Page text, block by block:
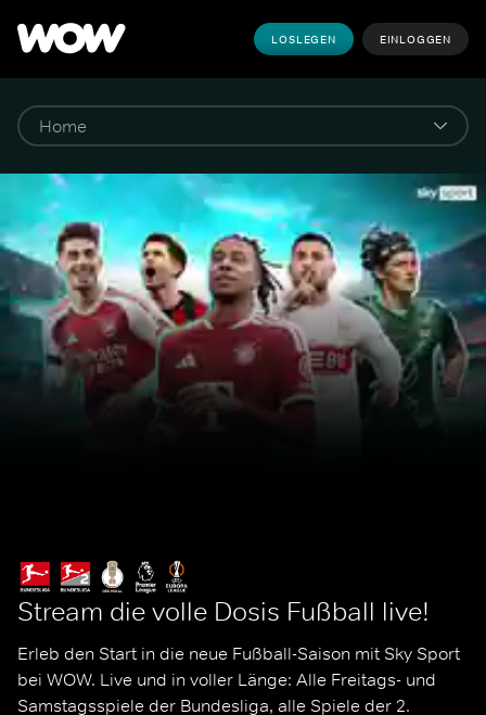
LOSLEGEN EINLOGGEN
Stream die volle Dosis Fußball live!
Erleb den Start in die neue Fußball-Saison mit Sky Sport
bei WOW. Live und in voller Länge: Alle Freitags- und
Samstagsspiele der Bundesliga, alle Spiele der 2.